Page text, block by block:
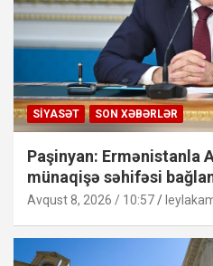
SIYASƏT SON XƏBƏRLƏR
Paşinyan: Ermənistanla
münaqişə səhifəsi
Avqust 8, 2026 / 10:57